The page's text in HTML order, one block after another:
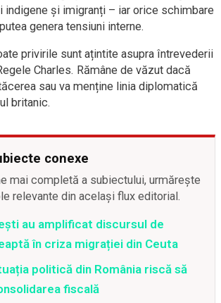
indigene și imigranți – iar orice schimbare
genera tensiuni interne.
privirile sunt ațintite asupra întrevederii
Charles. Rămâne de văzut dacă
sau va menține linia diplomatică
britanic.
conexe
mai completă a subiectului, urmărește
relevante din același flux editorial.
au amplificat discursul de
în criza migrației din Ceuta
politică din România riscă să
fiscală